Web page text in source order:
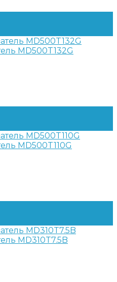
MD500T132G
MD500T110G
MD310T7.5B